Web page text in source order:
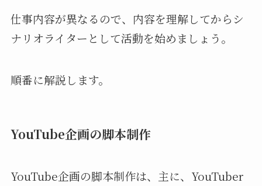
仕事内容が異なるので、内容を理解してからシ
ナリオライターとして活動を始めましょう。
順番に解説します。
YouTube企画の脚本制作
YouTube企画の脚本制作は、主に、YouTuber